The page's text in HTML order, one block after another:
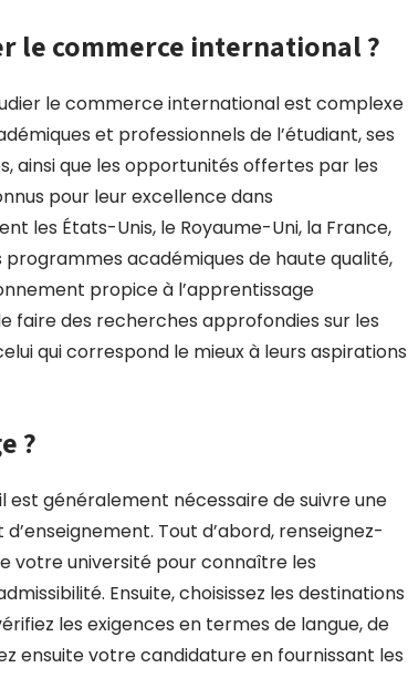
le commerce international ?
le commerce international est complexe
et professionnels de l’étudiant, ses
ainsi que les opportunités offertes par les
pour leur excellence dans
les États-Unis, le Royaume-Uni, la France,
programmes académiques de haute qualité,
propice à l’apprentissage
faire des recherches approfondies sur les
qui correspond le mieux à leurs aspirations
?
est généralement nécessaire de suivre une
Tout d’abord, renseignez-
votre université pour connaître les
Ensuite, choisissez les destinations
les exigences en termes de langue, de
ensuite votre candidature en fournissant les